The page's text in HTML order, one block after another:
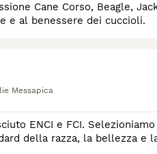
Cane Corso, Beagle,
e al benessere dei cuccioli.
Messapica
ENCI e FCI.
della razza, la bellezza e